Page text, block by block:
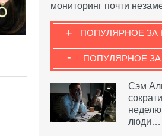
мониторинг почти
ПОПУЛЯРНОЕ ЗА
+
ПОПУЛЯРНОЕ
-
Сэм
люди…